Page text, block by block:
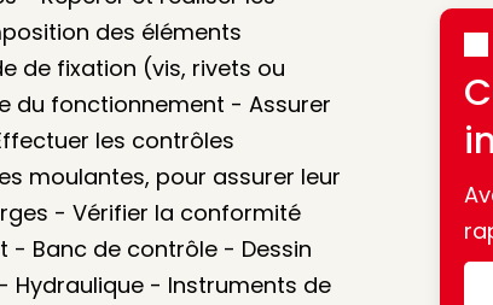
des éléments
de fixation (vis, rivets ou
du fonctionnement - Assurer
les contrôles
moulantes, pour assurer leur
- Vérifier la conformité
- Banc de contrôle - Dessin
Hydraulique - Instruments de